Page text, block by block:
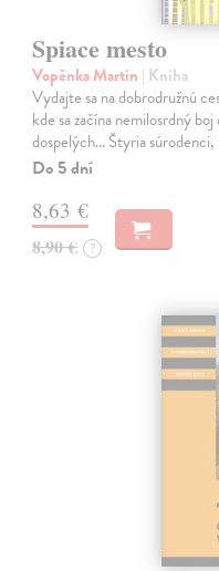
Spiace mesto
Vopěnka Martin | Kniha
Vydajte sa na dobrodružnú
kde sa začína nemilosrdný
dospelých... Štyria
Do 5 dní
8,63 €
8,90 € ?